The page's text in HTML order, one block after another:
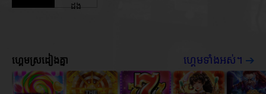
ដង
ហ្គេមស្រដៀងគ្នា ហ្គេមទាំងអស់។